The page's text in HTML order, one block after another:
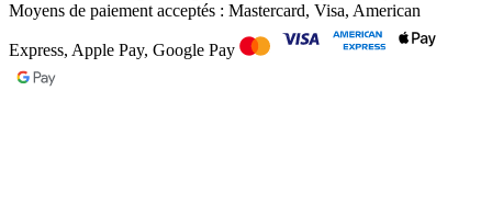
Moyens de paiement acceptés : Mastercard, Visa, American
Express, Apple Pay, Google Pay